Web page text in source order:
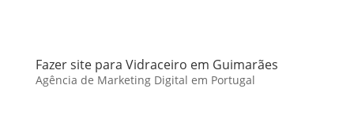
Fazer site para Vidraceiro em Guimarães
Agência de Marketing Digital em Portugal